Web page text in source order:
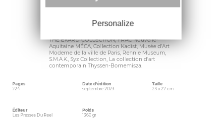
Middelburg (2018) ; Centre d’édition
Contemporaine, Genève (2018) ; Consortium
(2018)… Ses oeuvres figurent dans les
collections de The ADN Collection, Aïshti
THE EKARD COLLECTION, FRAC Nouvelle-
Aquitaine MÉCA, Collection Kadist, Musée d’Art
Moderne de la ville de Paris, Rennie Museum,
S.M.A.K., Syz Collection, La collection d’art
contemporain Thyssen-Bornemisza.
Pages
224
Date d'édition
septembre 2023
Taille
23 x 27 cm
Éditeur
Les Presses Du Reel
Poids
1360 gr
Personalize